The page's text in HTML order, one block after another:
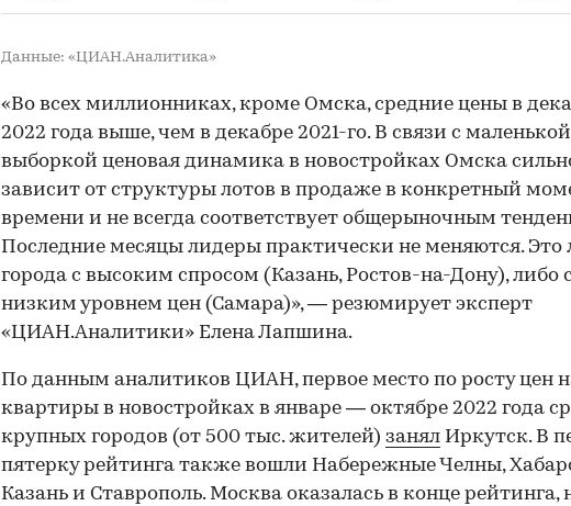
Данные: «ЦИАН.Аналитика»
«Во всех миллионниках, кроме Омска, средние цены в
2022 года выше, чем в декабре 2021-го. В связи с маленькой
выборкой ценовая динамика в новостройках Омска
зависит от структуры лотов в продаже в конкретный
времени и не всегда соответствует общерыночным
Последние месяцы лидеры практически не меняются. Это
города с высоким спросом (Казань, Ростов-на-Дону), либо
низким уровнем цен (Самара)», — резюмирует эксперт
«ЦИАН.Аналитики» Елена Лапшина.
По данным аналитиков ЦИАН, первое место по росту цен
квартиры в новостройках в январе — октябре 2022 года
крупных городов (от 500 тыс. жителей) занял Иркутск. В
пятерку рейтинга также вошли Набережные Челны,
Казань и Ставрополь. Москва оказалась в конце рейтинга,